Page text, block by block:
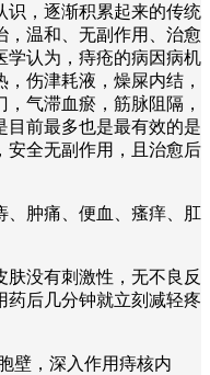
识，逐渐积累起来的传统
，温和、无副作用、治愈
学认为，痔疮的病因病机
伤津耗液，燥屎内结，
气滞血瘀，筋脉阻隔，
目前最多也是最有效的是
安全无副作用，且治愈后
、肿痛、便血、瘙痒、肛
没有刺激性，无不良反
药后几分钟就立刻减轻疼
壁，深入作用痔核内